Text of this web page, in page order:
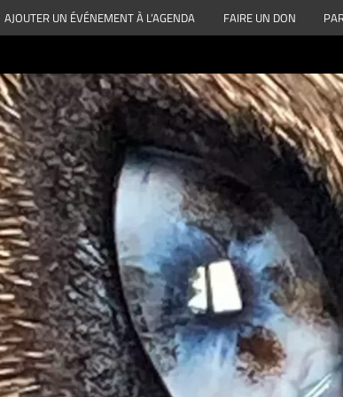
AJOUTER UN ÉVÉNEMENT À L’AGENDA FAIRE UN DON